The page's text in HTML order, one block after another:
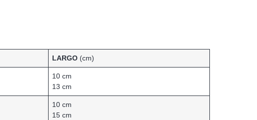
LARGO (cm)
10 cm
13 cm
10 cm
15 cm